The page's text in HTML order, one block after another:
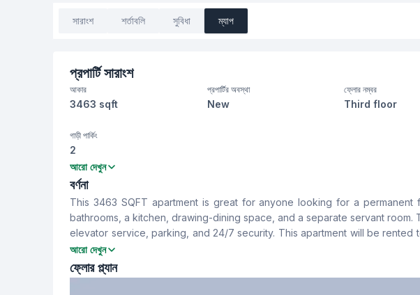
সারাংশ শর্তাবলি সুবিধা ম্যাপ
প্রপার্টি সারাংশ
আকার
3463 sqft
প্রপার্টির অবস্থা
New
ফ্লোর নম্বর
Third floor
গাড়ী পার্কিং
2
বেডরুম
3
Yes
বারান্দা
2
ফ্লোর টাইপ
Tiled
সার্ভেন্ট রুম
Yes
আরো দেখুন
বর্ণনা
This 3463 SQFT apartment is great for anyone looking for a permanent
bathrooms, a kitchen, drawing-dining space, and a separate servant room.
elevator service, parking, and 24/7 security. This apartment will be rented
now.
আরো দেখুন
ফ্লোর প্ল্যান